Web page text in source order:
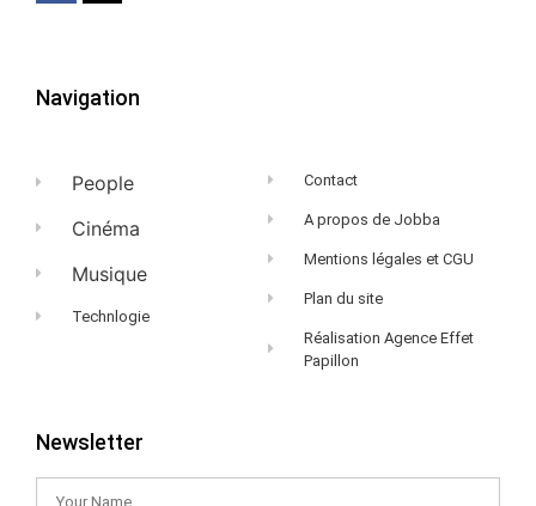
Navigation
People
Cinéma
Musique
Technlogie
Contact
A propos de Jobba
Mentions légales et CGU
Plan du site
Réalisation Agence Effet
Papillon
Newsletter